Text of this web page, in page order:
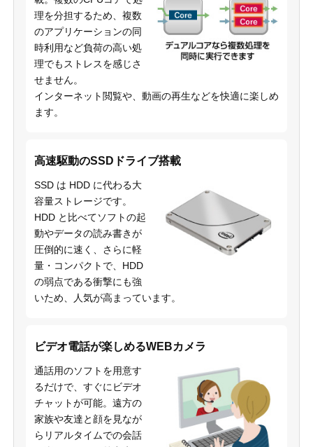
理を分担するため、複数
のアプリケーションの同
時利用など負荷の高い処
理でもストレスを感じさ
せません。
インターネット閲覧や、動画の再生などを快適に楽しめ
ます。
高速駆動のSSDドライブ搭載
SSD は HDD に代わる大
容量ストレージです。
HDD と比べてソフトの起
動やデータの読み書きが
圧倒的に速く、さらに軽
量・コンパクトで、HDD
の弱点である衝撃にも強
いため、人気が高まっています。
ビデオ電話が楽しめるWEBカメラ
通話用のソフトを用意す
るだけで、すぐにビデオ
チャットが可能。遠方の
家族や友達と顔を見なが
らリアルタイムでの会話